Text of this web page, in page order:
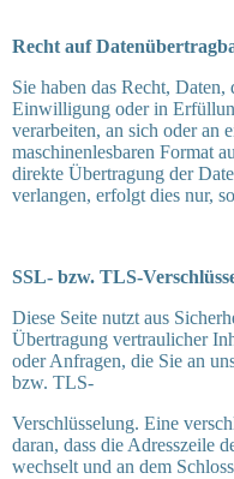
Recht auf
Sie haben das Recht,
Einwilligung oder in
verarbeiten, an sich oder an
maschinenlesbaren Format
direkte Übertragung der
verlangen, erfolgt dies nur,
SSL- bzw. TLS-
Diese Seite nutzt aus
Übertragung vertraulicher
oder Anfragen, die Sie an
bzw. TLS-
Verschlüsselung. Eine
daran, dass die Adresszeile
wechselt und an dem